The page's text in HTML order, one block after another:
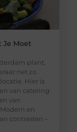
Je Moet
plant,
net zo
Hier is
van catering
van
en
contrasten –